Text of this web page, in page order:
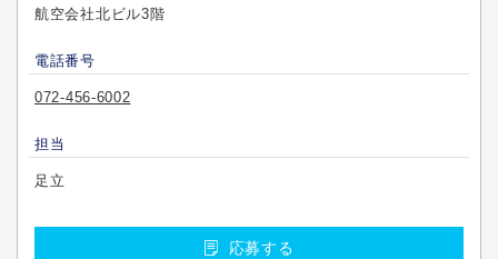
航空会社北ビル3階
電話番号
072-456-6002
担当
足立
応募する